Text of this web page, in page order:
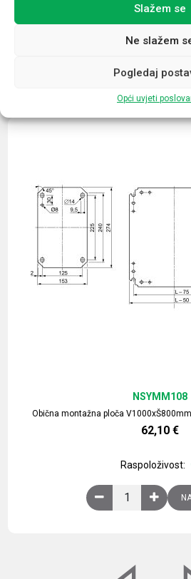
Slažem se
Ne slažem
Pogledaj
Opći uvjeti
Obična montažna ploča
NSYMM108
62,10 €
Raspoloživost:
Obična